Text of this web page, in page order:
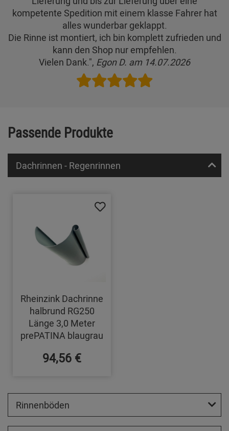
kompetente Spedition mit einem klasse Fahrer hat
alles wunderbar geklappt.
Die Rinne ist montiert, ich bin komplett zufrieden und
kann den Shop nur empfehlen.
Vielen Dank.", Egon D. am 14.07.2026
Passende Produkte
Dachrinnen - Regenrinnen
Rheinzink Dachrinne
halbrund RG250
Länge 3,0 Meter
prePATINA blaugrau
94,56 €
Rinnenböden